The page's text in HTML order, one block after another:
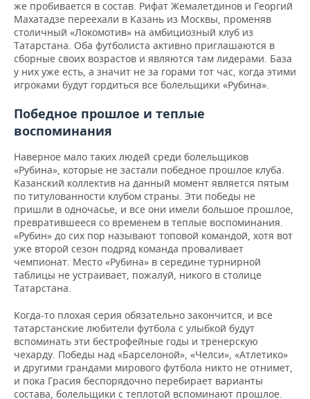
же пробивается в состав. Рифат Жемалетдинов и Георгий
Махатадзе переехали в Казань из Москвы, променяв
столичный «Локомотив» на амбициозный клуб из
Татарстана. Оба футболиста активно приглашаются в
сборные своих возрастов и являются там лидерами. База
у них уже есть, а значит не за горами тот час, когда этими
игроками будут гордиться все болельщики «Рубина».
Победное прошлое и теплые
воспоминания
Наверное мало таких людей среди болельщиков
«Рубина», которые не застали победное прошлое клуба.
Казанский коллектив на данный момент является пятым
по титулованности клубом страны. Эти победы не
пришли в одночасье, и все они имели большое прошлое,
превратившееся со временем в теплые воспоминания.
«Рубин» до сих пор называют топовой командой, хотя вот
уже второй сезон подряд команда проваливает
чемпионат. Место «Рубина» в середине турнирной
таблицы не устраивает, пожалуй, никого в столице
Татарстана.
Когда-то плохая серия обязательно закончится, и все
татарстанские любители футбола с улыбкой будут
вспоминать эти бестрофейные годы и тренерскую
чехарду. Победы над «Барселоной», «Челси», «Атлетико»
и другими грандами мирового футбола никто не отнимет,
и пока Грасия беспорядочно перебирает варианты
состава, болельщики с теплотой вспоминают прошлое.